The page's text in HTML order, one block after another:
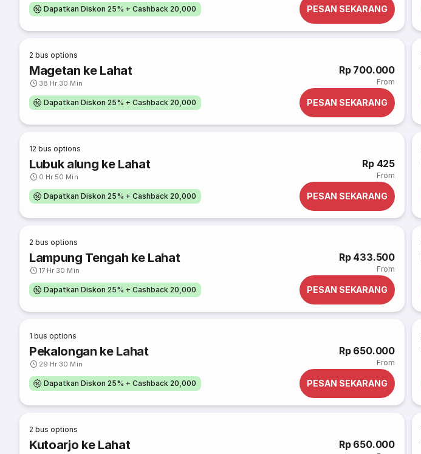
Dapatkan Diskon 25% + Cashback 20,000 PESAN SEKARANG
2 bus options
Magetan ke Lahat
38 Hr 30 Min
Rp 700.000
From
Dapatkan Diskon 25% + Cashback 20,000 PESAN SEKARANG
12 bus options
Lubuk alung ke Lahat
0 Hr 50 Min
Rp 425
From
Dapatkan Diskon 25% + Cashback 20,000 PESAN SEKARANG
2 bus options
Lampung Tengah ke Lahat
17 Hr 30 Min
Rp 433.500
From
Dapatkan Diskon 25% + Cashback 20,000 PESAN SEKARANG
1 bus options
Pekalongan ke Lahat
29 Hr 30 Min
Rp 650.000
From
Dapatkan Diskon 25% + Cashback 20,000 PESAN SEKARANG
2 bus options
Kutoarjo ke Lahat Rp 650.000